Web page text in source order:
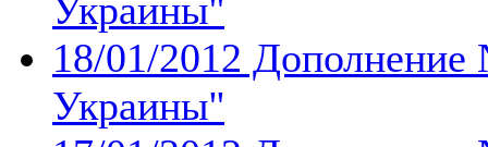
Украины''
18/01/2012 Дополнение
Украины''